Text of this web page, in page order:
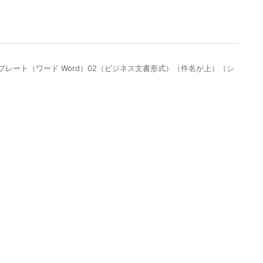
ート（ワード Word）02（ビジネス文書形式）（件名が上）（シ